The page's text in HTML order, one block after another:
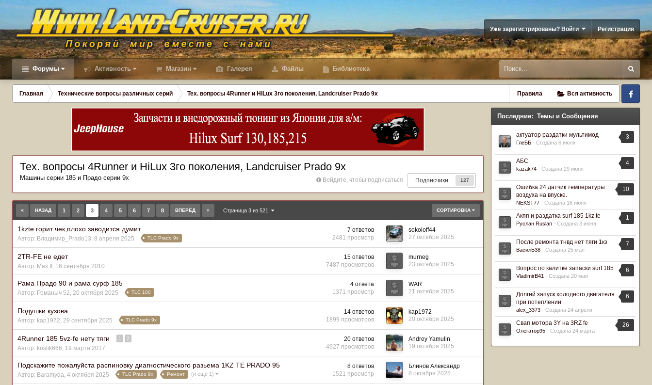
Уже зарегистрированы? Войти Регистрация
Форумы Активность Магазин Галерея Файлы Библиотека
Правила Вся активность
Главная Технические вопросы различных серий Тех. вопросы 4Runner и HiLux 3го поколения, Landсruiser Prado 9x
Тех. вопросы 4Runner и HiLux 3го поколения, Landсruiser Prado 9x
Войдите, чтобы подписаться Подписчики 127
Машины серии 185 и Прадо серии 9х
СОРТИРОВКА
НАЗАД 1 2 3 4 5 6 7 8 ВПЕРЁД Страница 3 из 521
1kzte горит чек,плохо заводится думит
Автор: Владимир_Prado13, 8 апреля 2025 TLC Prado 9x
7 ответов
2481 просмотр
sokoloff44
27 октября 2025
2TR-FE не едет
Автор: Max II , 16 сентября 2010
15 ответов
7487 просмотров
murneg
23 октября 2025
Рама Прадо 90 и рама сурф 185
Автор: Романыч 52, 20 октября 2025 TLC 100
4 ответа
1371 просмотр
WAR
21 октября 2025
Подушки кузова
Автор: kap1972, 29 сентября 2025 TLC Prado 9x
14 ответов
1899 просмотров
kap1972
20 октября 2025
4Runner 185 5vz-fe нету тяги 1 2
Автор: kostik666, 19 марта 2017
20 ответов
4927 просмотров
Andrey Yamulin
19 октября 2025
Подскажите пожалуйста распиновку диагностического разьема 1KZ TE PRADO 95
Автор: Baramyda, 4 октября 2025 TLC Prado 9x Ремонт (и ещё 1)
8 ответов
1521 просмотр
Блинов Александр
8 октября 2025
Последние: Темы и Сообщения
3
актуатор раздатки мультимод
ГлеББ - Создана 6 июля
4
АБС
kazak74 - Создана 29 июня
10
Ошибка 24 датчик температуры
воздуха на впуске.
NEKST77 - Создана 16 июня
1
Акпп и раздатка surf 185 1kz te
Руслан Ruslan - Создана 3 июня
7
После ремонта тнвд нет тяги 1кз
ВасилЬ38 - Создана 25 мая
6
Вопрос по калитке запаски surf 185
VladimirB41 - Создана 20 мая
6
Долгий запуск холодного двигателя
при потеплении
alex_3373 - Создана 24 апреля
26
Свап мотора 3Y на 3RZ fe
Олегатор95 - Создана 24 марта